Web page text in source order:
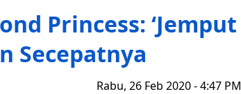
Princess: ‘Jemput
Secepatnya
Rabu, 26 Feb 2020 - 4:47 PM